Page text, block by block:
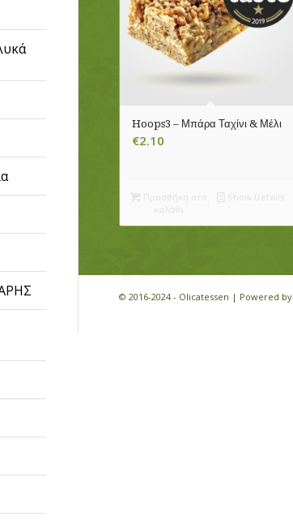
Hoops3 – Μπάρα Ταχίνι & Μέλι
€2.10
© 2016-2024 - Olicatessen | Powered by